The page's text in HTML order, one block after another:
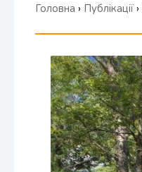
Головна › Публікації ›